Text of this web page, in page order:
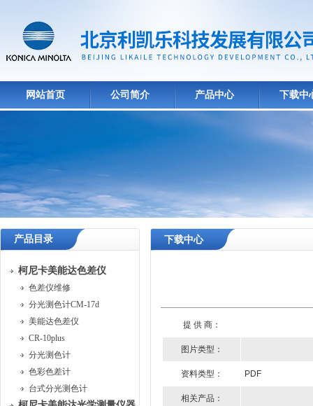
网站首页 公司简介 产品中心 下载中
产品目录
柯尼卡美能达色差仪
色差仪维修
分光测色计CM-17d
美能达色差仪
CR-10plus
分光测色计
色彩色差计
台式分光测色计
下载中心
提 供 商：
图片类型：
资料类型： PDF
相关产品：